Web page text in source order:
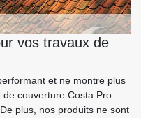
vos travaux de
et ne montre plus
couverture Costa Pro
plus, nos produits ne sont